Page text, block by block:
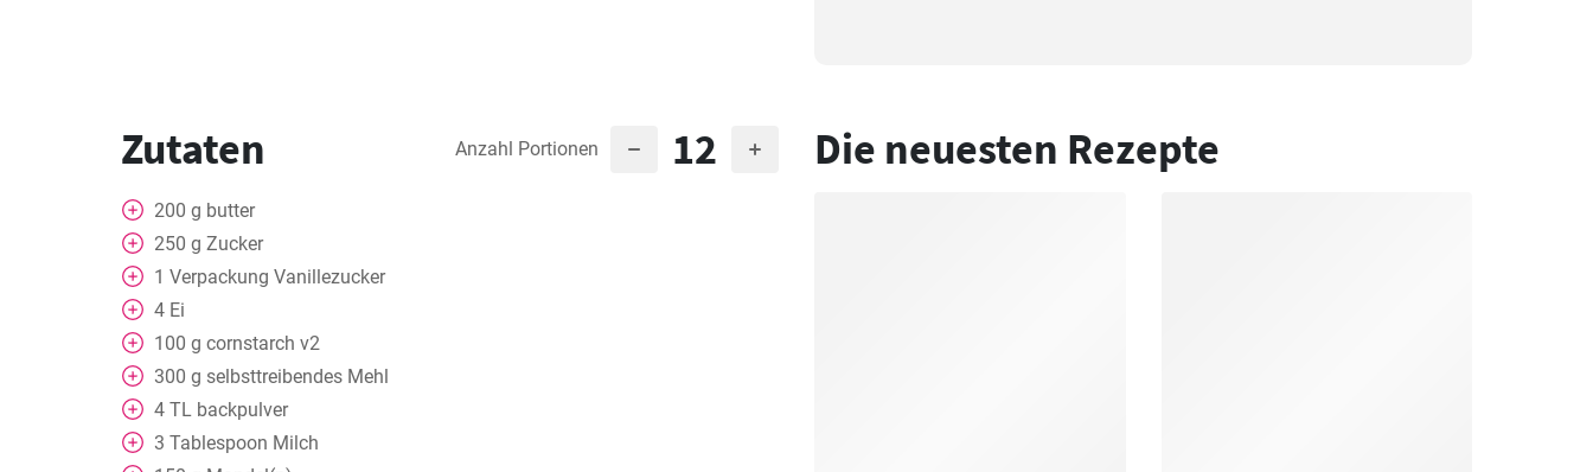
Zutaten Anzahl Portionen 12
200 g butter
250 g Zucker
1 Verpackung Vanillezucker
4 Ei
100 g cornstarch v2
300 g selbsttreibendes Mehl
4 TL backpulver
3 Tablespoon Milch
Die neuesten Rezepte